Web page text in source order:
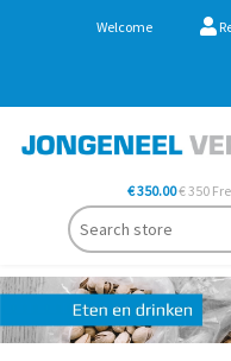
Welcome
€ 350.00€ 350